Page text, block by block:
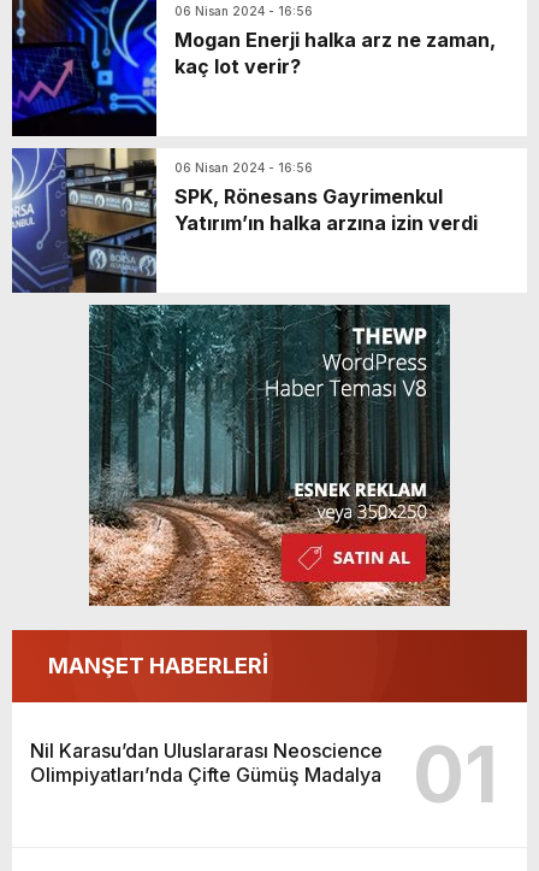
06 Nisan 2024 - 16:56
Mogan Enerji halka arz ne zaman,
kaç lot verir?
06 Nisan 2024 - 16:56
SPK, Rönesans Gayrimenkul
Yatırım’ın halka arzına izin verdi
MANŞET HABERLERİ
Nil Karasu’dan Uluslararası Neoscience
Olimpiyatları’nda Çifte Gümüş Madalya
01